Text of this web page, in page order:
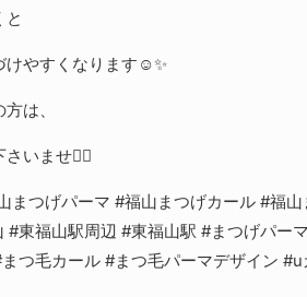
と
けやすくなります☺️✨
は、
いませ🙆‍♀️
まつげパーマ #福山まつげカール #福
#東福山駅周辺 #東福山駅 #まつげパ
つ毛カール #まつ毛パーマデザイン #u